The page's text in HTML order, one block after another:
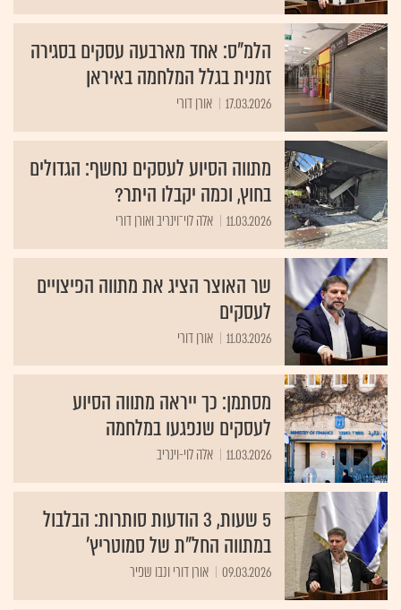
הלמ"ס: אחד מארבעה עסקים בסגירה
זמנית בגלל המלחמה באיראן
17.03.2026 אורן דורי
מתווה הסיוע לעסקים נחשף: הגדולים
בחוץ, וכמה יקבלו היתר?
11.03.2026 אלה לוי־וינריב ואורן דורי
שר האוצר הציג את מתווה הפיצויים
לעסקים
11.03.2026 אורן דורי
מסתמן: כך ייראה מתווה הסיוע
לעסקים שנפגעו במלחמה
11.03.2026 אלה לוי-וינריב
5 שעות, 3 הודעות סותרות: הבלבול
במתווה החל"ת של סמוטריץ'
09.03.2026 אורן דורי ונבו שפיר